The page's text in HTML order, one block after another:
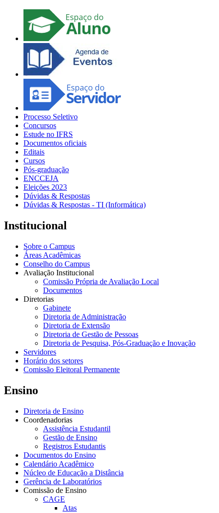
Processo Seletivo
Concursos
Estude no IFRS
Documentos oficiais
Editais
Cursos
Pós-graduação
ENCCEJA
Eleições 2023
Dúvidas & Respostas
Dúvidas & Respostas - TI (Informática)
Institucional
Sobre o Campus
Áreas Acadêmicas
Conselho do Campus
Avaliação Institucional
Comissão Própria de Avaliação Local
Documentos
Diretorias
Gabinete
Diretoria de Administração
Diretoria de Extensão
Diretoria de Gestão de Pessoas
Diretoria de Pesquisa, Pós-Graduação e Inovação
Servidores
Horário dos setores
Comissão Eleitoral Permanente
Ensino
Diretoria de Ensino
Coordenadorias
Assistência Estudantil
Gestão de Ensino
Registros Estudantis
Documentos do Ensino
Calendário Acadêmico
Núcleo de Educação a Distância
Gerência de Laboratórios
Comissão de Ensino
CAGE
Atas